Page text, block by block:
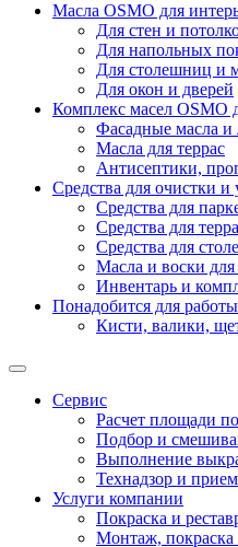
Масла OSMO для
Для стен и
Для напольных
Для столешниц и
Для окон и дверей
Комплекс масел OSMO
Фасадные масла и
Масла для террас
Антисептики,
Средства для очистки и
Средства для
Средства для
Средства для
Масла и воски
Инвентарь и
Понадобится для работы
Кисти, валики,
Сервис
Расчет площади
Подбор и
Выполнение
Технадзор и
Услуги компании
Покраска и
Монтаж, покраска